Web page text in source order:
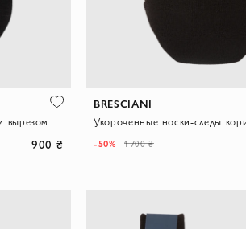
900 ₴
BRESCIANI
-50% 1 700 ₴